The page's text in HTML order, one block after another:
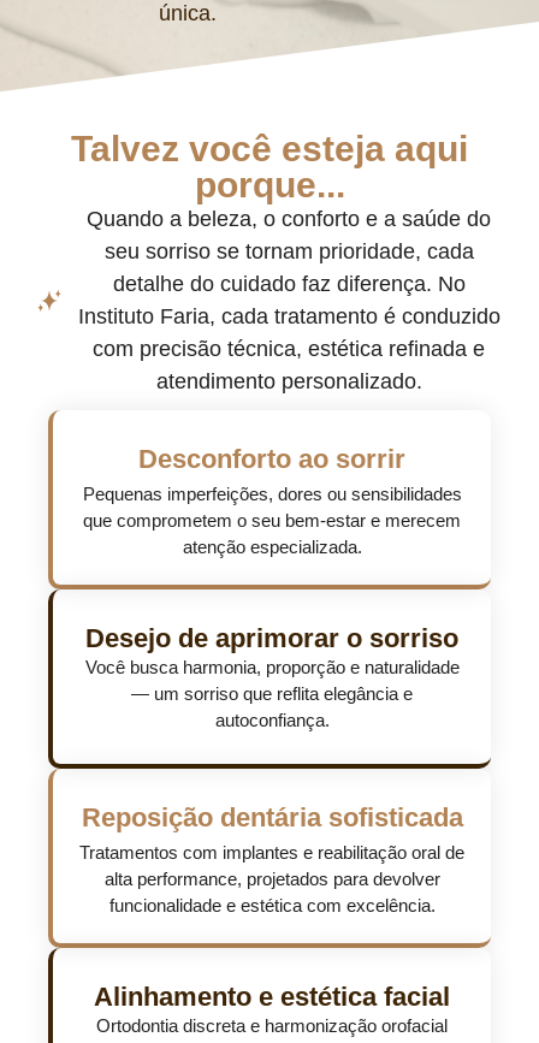
única.
Talvez você esteja aqui
porque...
Quando a beleza, o conforto e a saúde do
seu sorriso se tornam prioridade, cada
detalhe do cuidado faz diferença. No
Instituto Faria, cada tratamento é conduzido
com precisão técnica, estética refinada e
atendimento personalizado.
Desconforto ao sorrir
Pequenas imperfeições, dores ou sensibilidades
que comprometem o seu bem-estar e merecem
atenção especializada.
Desejo de aprimorar o sorriso
Você busca harmonia, proporção e naturalidade
— um sorriso que reflita elegância e
autoconfiança.
Reposição dentária sofisticada
Tratamentos com implantes e reabilitação oral de
alta performance, projetados para devolver
funcionalidade e estética com excelência.
Alinhamento e estética facial
Ortodontia discreta e harmonização orofacial